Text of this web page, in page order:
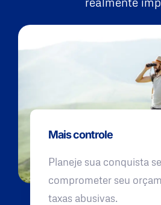
Mais controle
Planeje sua conquista
comprometer seu
taxas abusivas.